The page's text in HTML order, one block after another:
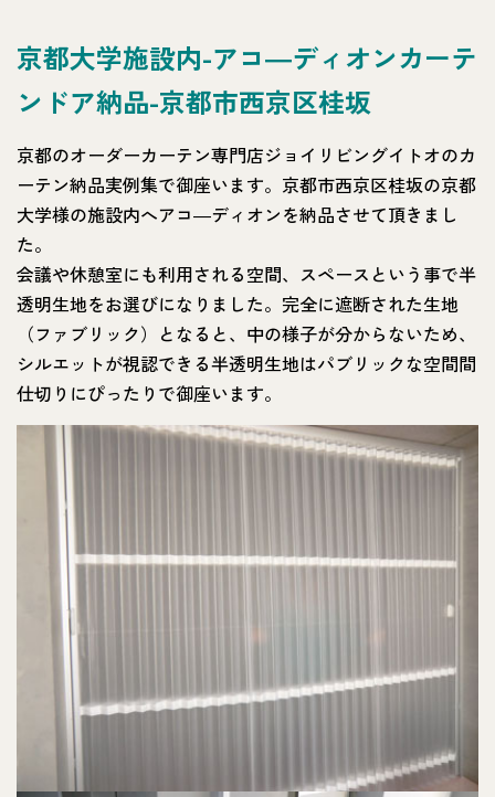
京都大学施設内-アコ―ディオンカーテ
ンドア納品-京都市西京区桂坂
京都のオーダーカーテン専門店ジョイリビングイトオのカ
ーテン納品実例集で御座います。京都市西京区桂坂の京都
大学様の施設内へアコ―ディオンを納品させて頂きまし
た。
会議や休憩室にも利用される空間、スペースという事で半
透明生地をお選びになりました。完全に遮断された生地
（ファブリック）となると、中の様子が分からないため、
シルエットが視認できる半透明生地はパブリックな空間間
仕切りにぴったりで御座います。